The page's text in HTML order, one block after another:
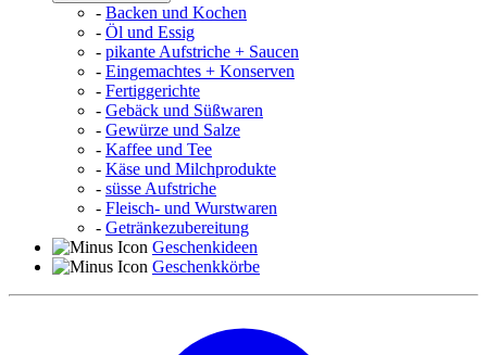
- Backen und Kochen
- Öl und Essig
- pikante Aufstriche + Saucen
- Eingemachtes + Konserven
- Fertiggerichte
- Gebäck und Süßwaren
- Gewürze und Salze
- Kaffee und Tee
- Käse und Milchprodukte
- süsse Aufstriche
- Fleisch- und Wurstwaren
- Getränkezubereitung
Geschenkideen
Geschenkkörbe